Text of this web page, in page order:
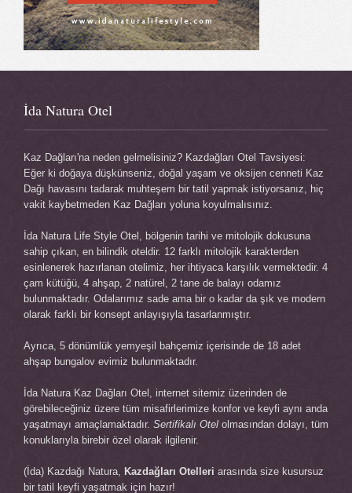
İda Natura Otel
Kaz Dağları'na neden gelmelisiniz? Kazdağları Otel Tavsiyesi:
Eğer ki doğaya düşkünseniz, doğal yaşam ve oksijen cenneti Kaz
Dağı havasını tadarak muhteşem bir tatil yapmak istiyorsanız, hiç
vakit kaybetmeden Kaz Dağları yoluna koyulmalısınız.
İda Natura Life Style Otel, bölgenin tarihi ve mitolojik dokusuna
sahip çıkan, en bilindik oteldir. 12 farklı mitolojik karakterden
esinlenerek hazırlanan otelimiz, her ihtiyaca karşılık vermektedir. 4
çam kütüğü, 4 ahşap, 2 natürel, 2 tane de balayı odamız
bulunmaktadır. Odalarımız sade ama bir o kadar da şık ve modern
olarak farklı bir konsept anlayışıyla tasarlanmıştır.
Ayrıca, 5 dönümlük yemyeşil bahçemiz içerisinde de 18 adet
ahşap bungalov evimiz bulunmaktadır.
İda Natura Kaz Dağları Otel , internet sitemiz üzerinden de
görebileceğiniz üzere tüm misafirlerimize konfor ve keyfi aynı anda
yaşatmayı amaçlamaktadır. Sertifikalı Otel olmasından dolayı, tüm
konuklarıyla birebir özel olarak ilgilenir.
(İda) Kazdağı Natura, Kazdağları Otelleri arasında size kusursuz
bir tatil keyfi yaşatmak için hazır!